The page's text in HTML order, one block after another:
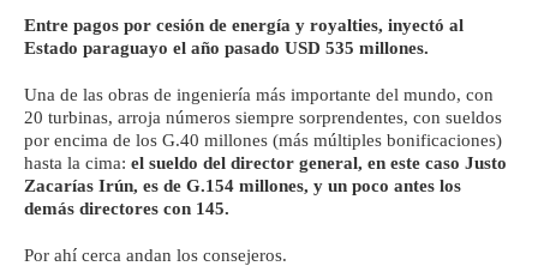
Entre pagos por cesión de energía y royalties, inyectó al
Estado paraguayo el año pasado USD 535 millones.
Una de las obras de ingeniería más importante del mundo, con
20 turbinas, arroja números siempre sorprendentes, con sueldos
por encima de los G.40 millones (más múltiples bonificaciones)
hasta la cima: el sueldo del director general, en este caso Justo
Zacarías Irún, es de G.154 millones, y un poco antes los
demás directores con 145.
Por ahí cerca andan los consejeros.